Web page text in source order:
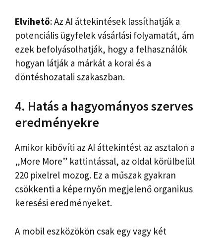
Elvihető: Az AI áttekintések lassíthatják a
potenciális ügyfelek vásárlási folyamatát, ám
ezek befolyásolhatják, hogy a felhasználók
hogyan látják a márkát a korai és a
döntéshozatali szakaszban.
4. Hatás a hagyományos szerves
eredményekre
Amikor kibővíti az AI áttekintést az asztalon a
„More More” kattintással, az oldal körülbelül
220 pixelrel mozog. Ez a műszak gyakran
csökkenti a képernyőn megjelenő organikus
keresési eredményeket.
A mobil eszközökön csak egy vagy két